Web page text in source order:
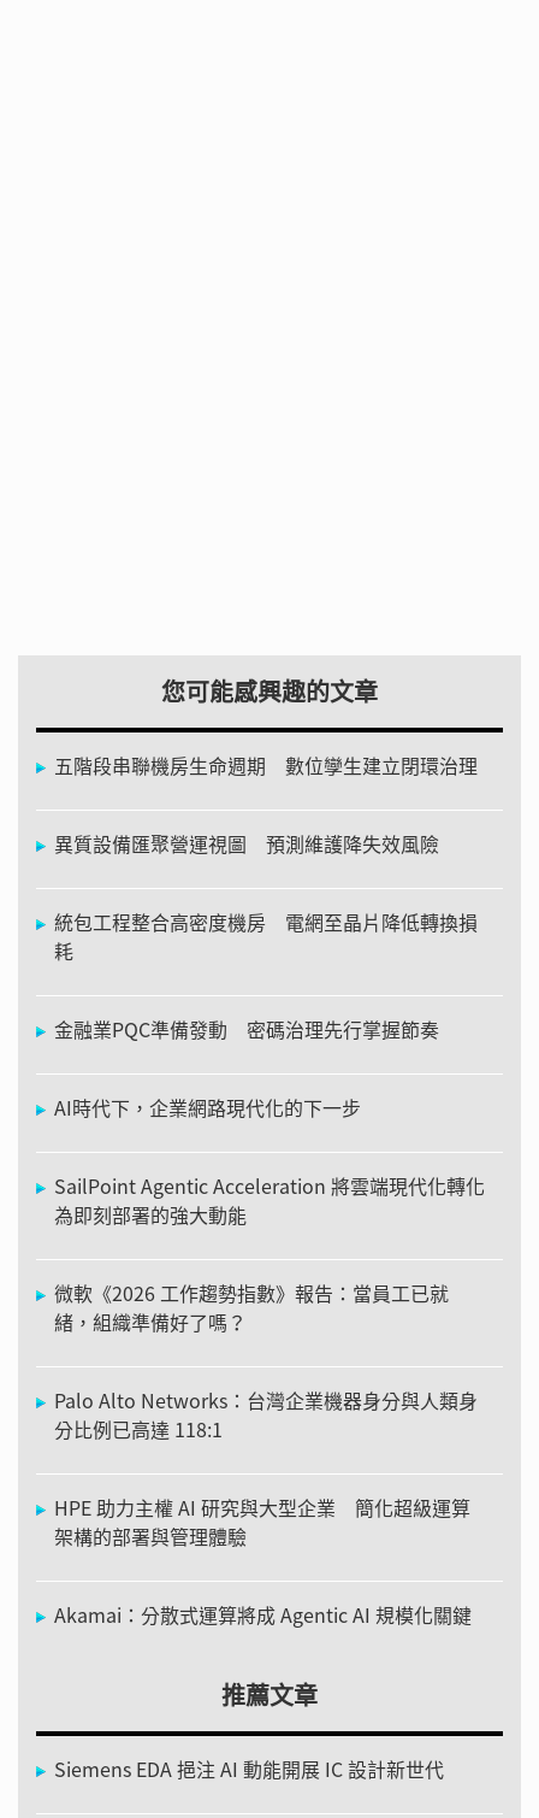
您可能感興趣的文章
五階段串聯機房生命週期 數位孿生建立閉環治理
異質設備匯聚營運視圖 預測維護降失效風險
統包工程整合高密度機房 電網至晶片降低轉換損
耗
金融業PQC準備發動 密碼治理先行掌握節奏
AI時代下，企業網路現代化的下一步
SailPoint Agentic Acceleration 將雲端現代化轉化
為即刻部署的強大動能
微軟《2026 工作趨勢指數》報告：當員工已就
緒，組織準備好了嗎？
Palo Alto Networks：台灣企業機器身分與人類身
分比例已高達 118:1
HPE 助力主權 AI 研究與大型企業 簡化超級運算
架構的部署與管理體驗
Akamai：分散式運算將成 Agentic AI 規模化關鍵
推薦文章
Siemens EDA 挹注 AI 動能開展 IC 設計新世代